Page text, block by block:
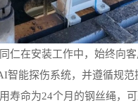
在安装工作中，始终向客
智能探伤系统，并遵循规
寿命为24个月的钢丝绳，